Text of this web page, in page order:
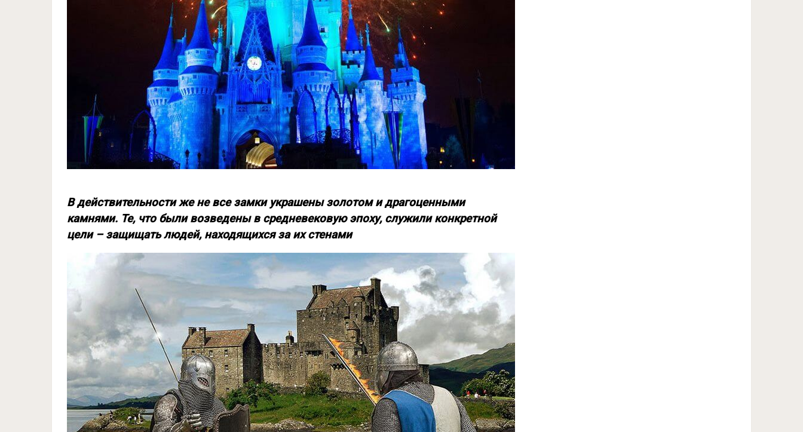
В действительности же не все замки украшены золотом и драгоценными
камнями. Те, что были возведены в средневековую эпоху, служили конкретной
цели – защищать людей, находящихся за их стенами